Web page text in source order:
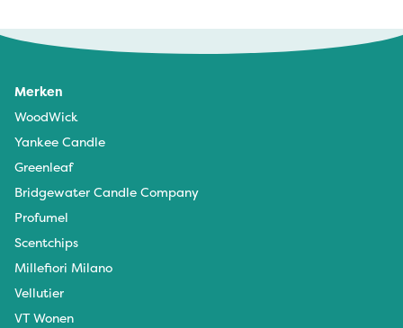
Merken
WoodWick
Yankee Candle
Greenleaf
Bridgewater Candle Company
Profumel
Scentchips
Millefiori Milano
Vellutier
VT Wonen